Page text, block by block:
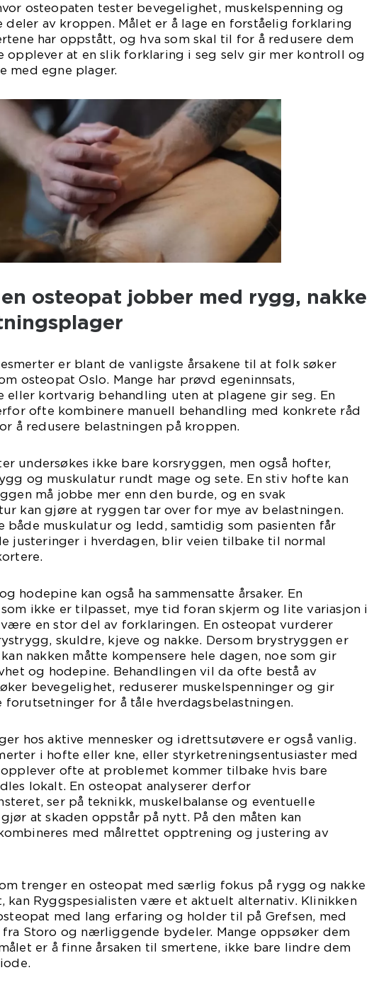
osteopaten tester bevegelighet, muskelspenning og
deler av kroppen. Målet er å lage en forståelig forklaring
har oppstått, og hva som skal til for å redusere dem
opplever at en slik forklaring i seg selv gir mer kontroll og
med egne plager.
osteopat jobber med rygg, nakke
er blant de vanligste årsakene til at folk søker
osteopat Oslo. Mange har prøvd egeninnsats,
eller kortvarig behandling uten at plagene gir seg. En
ofte kombinere manuell behandling med konkrete råd
å redusere belastningen på kroppen.
undersøkes ikke bare korsryggen, men også hofter,
og muskulatur rundt mage og sete. En stiv hofte kan
må jobbe mer enn den burde, og en svak
kan gjøre at ryggen tar over for mye av belastningen.
både muskulatur og ledd, samtidig som pasienten får
justeringer i hverdagen, blir veien tilbake til normal
hodepine kan også ha sammensatte årsaker. En
ikke er tilpasset, mye tid foran skjerm og lite variasjon i
en stor del av forklaringen. En osteopat vurderer
skuldre, kjeve og nakke. Dersom brystryggen er
nakken måtte kompensere hele dagen, noe som gir
og hodepine. Behandlingen vil da ofte bestå av
bevegelighet, reduserer muskelspenninger og gir
forutsetninger for å tåle hverdagsbelastningen.
hos aktive mennesker og idrettsutøvere er også vanlig.
i hofte eller kne, eller styrketreningsentusiaster med
ofte at problemet kommer tilbake hvis bare
lokalt. En osteopat analyserer derfor
ser på teknikk, muskelbalanse og eventuelle
at skaden oppstår på nytt. På den måten kan
med målrettet opptrening og justering av
trenger en osteopat med særlig fokus på rygg og nakke
kan Ryggspesialisten være et aktuelt alternativ. Klinikken
med lang erfaring og holder til på Grefsen, med
fra Storo og nærliggende bydeler. Mange oppsøker dem
er å finne årsaken til smertene, ikke bare lindre dem